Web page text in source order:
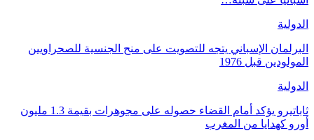
الدولية
البرلمان الإسباني يتجه للتصويت على منح الجنسية للصحراويين
المولودين قبل 1976
الدولية
ثاباتيرو يؤكد أمام القضاء حصوله على مجوهرات بقيمة 1.3 مليون
أورو كهدايا من المغرب